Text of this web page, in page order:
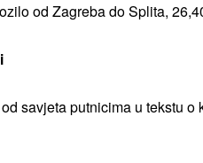
od Zagreba do Splita,
savjeta putnicima u tekstu o